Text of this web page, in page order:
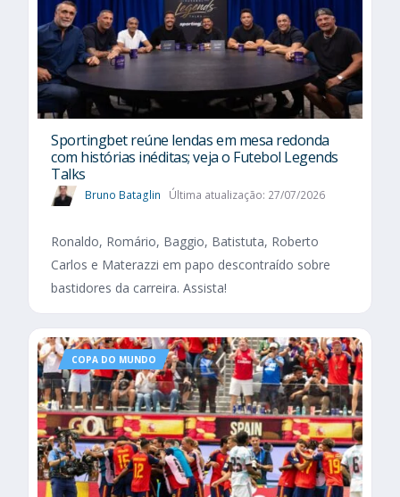
Sportingbet reúne lendas em mesa redonda
com histórias inéditas; veja o Futebol Legends
Talks
Bruno Bataglin Última atualização: 27/07/2026
Ronaldo, Romário, Baggio, Batistuta, Roberto
Carlos e Materazzi em papo descontraído sobre
bastidores da carreira. Assista!
COPA DO MUNDO